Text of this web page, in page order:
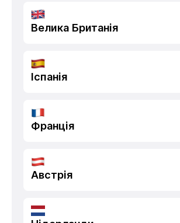
Велика Британія
Іспанія
Франція
Австрія